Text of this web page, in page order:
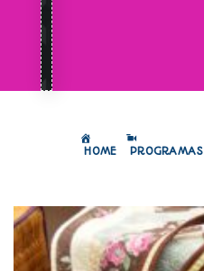
HOME PROGRAMAS